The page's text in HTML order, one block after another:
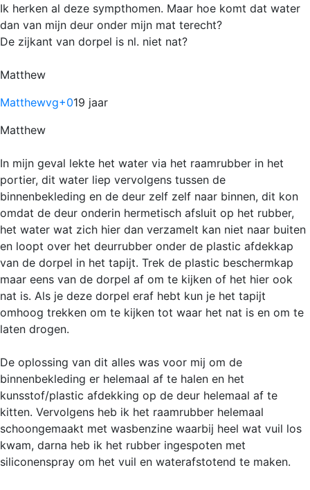
Ik herken al deze sympthomen. Maar hoe komt dat water
dan van mijn deur onder mijn mat terecht?
De zijkant van dorpel is nl. niet nat?
Matthew
Matthewvg+019 jaar
Matthew
In mijn geval lekte het water via het raamrubber in het
portier, dit water liep vervolgens tussen de
binnenbekleding en de deur zelf zelf naar binnen, dit kon
omdat de deur onderin hermetisch afsluit op het rubber,
het water wat zich hier dan verzamelt kan niet naar buiten
en loopt over het deurrubber onder de plastic afdekkap
van de dorpel in het tapijt. Trek de plastic beschermkap
maar eens van de dorpel af om te kijken of het hier ook
nat is. Als je deze dorpel eraf hebt kun je het tapijt
omhoog trekken om te kijken tot waar het nat is en om te
laten drogen.
De oplossing van dit alles was voor mij om de
binnenbekleding er helemaal af te halen en het
kunsstof/plastic afdekking op de deur helemaal af te
kitten. Vervolgens heb ik het raamrubber helemaal
schoongemaakt met wasbenzine waarbij heel wat vuil los
kwam, darna heb ik het rubber ingespoten met
siliconenspray om het vuil en waterafstotend te maken.